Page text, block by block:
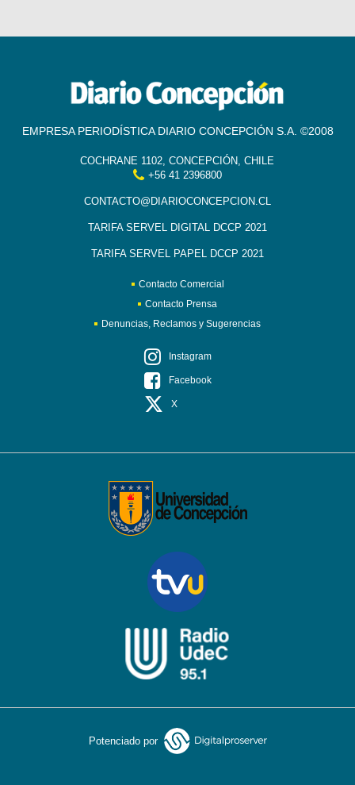
EMPRESA PERIODÍSTICA DIARIO CONCEPCIÓN S.A. ©2008
COCHRANE 1102, CONCEPCIÓN, CHILE
+56 41 2396800
CONTACTO@DIARIOCONCEPCION.CL
TARIFA SERVEL DIGITAL DCCP 2021
TARIFA SERVEL PAPEL DCCP 2021
Contacto Comercial
Contacto Prensa
Denuncias, Reclamos y Sugerencias
Instagram
Facebook
X
Potenciado por